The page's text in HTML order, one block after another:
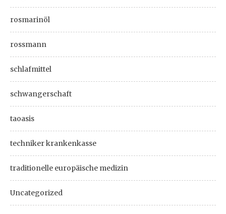
rosmarinöl
rossmann
schlafmittel
schwangerschaft
taoasis
techniker krankenkasse
traditionelle europäische medizin
Uncategorized